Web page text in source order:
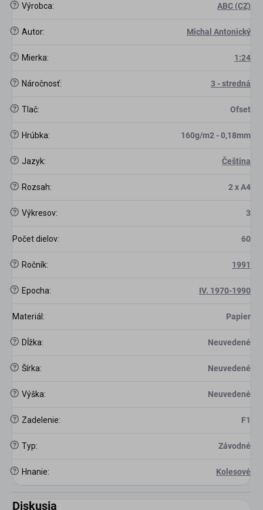
? Výrobca: ABC (CZ)
? Autor: Michal Antonický
? Mierka: 1:24
? Náročnosť: 3 - stredná
? Tlač: Ofset
? Hrúbka: 160g/m2 - 0,18mm
? Jazyk: Čeština
? Rozsah: 2 x A4
? Výkresov: 3
Počet dielov: 60
? Ročník: 1991
? Epocha: IV. 1970-1990
Materiál : Papier
? Dĺžka: Neuvedené
? Šírka: Neuvedené
? Výška: Neuvedené
? Zadelenie: F1
? Typ: Závodné
? Hnanie: Kolesové
Diskusia